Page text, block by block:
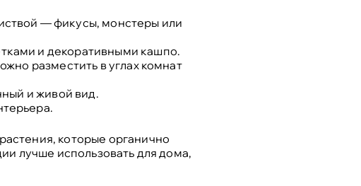
— фикусы, монстеры или
и декоративными кашпо.
разместить в углах комнат
и живой вид.
.
которые органично
лучше использовать для дома,